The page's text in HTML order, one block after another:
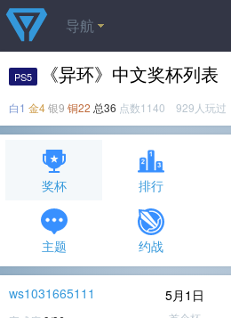
导航
PS5 《异环》中文奖杯列表
白1 金4银9 铜22 总36 点数1140 929人玩过
奖杯 排行
主题 约战
ws1031665111 5月1日